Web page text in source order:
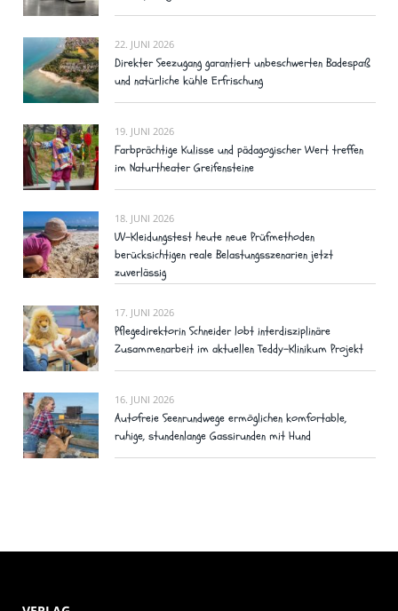
22. JUNI 2026
Direkter Seezugang garantiert unbeschwerten Badespaß
und natürliche kühle Erfrischung
19. JUNI 2026
Farbprächtige Kulisse und pädagogischer Wert treffen
im Naturtheater Greifensteine
18. JUNI 2026
UV-Kleidungstest heute neue Prüfmethoden
berücksichtigen reale Belastungsszenarien jetzt
zuverlässig
17. JUNI 2026
Pflegedirektorin Schneider lobt interdisziplinäre
Zusammenarbeit im aktuellen Teddy-Klinikum Projekt
16. JUNI 2026
Autofreie Seenrundwege ermöglichen komfortable,
ruhige, stundenlange Gassirunden mit Hund